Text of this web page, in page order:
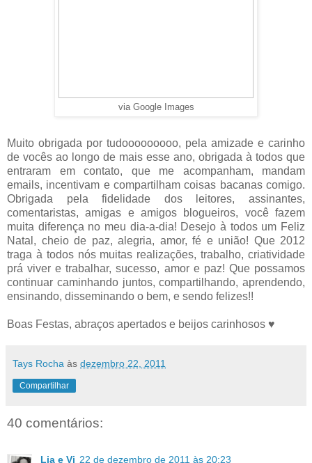
via Google Images
Muito obrigada por tudooooooooo, pela amizade e carinho
de vocês ao longo de mais esse ano, obrigada à todos que
entraram em contato, que me acompanham, mandam
emails, incentivam e compartilham coisas bacanas comigo.
Obrigada pela fidelidade dos leitores, assinantes,
comentaristas, amigas e amigos blogueiros, você fazem
muita diferença no meu dia-a-dia! Desejo à todos um Feliz
Natal, cheio de paz, alegria, amor, fé e união! Que 2012
traga à todos nós muitas realizações, trabalho, criatividade
prá viver e trabalhar, sucesso, amor e paz! Que possamos
continuar caminhando juntos, compartilhando, aprendendo,
ensinando, disseminando o bem, e sendo felizes!!
Boas Festas, abraços apertados e beijos carinhosos ♥
Tays Rocha às dezembro 22, 2011
Compartilhar
40 comentários:
Lia e Vi 22 de dezembro de 2011 às 20:23